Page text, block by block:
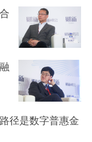
径是数字普惠金